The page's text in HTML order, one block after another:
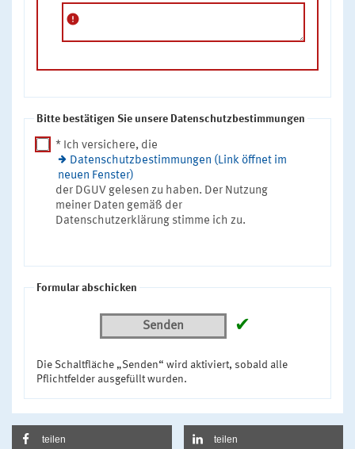
error
Bitte bestätigen Sie unsere Datenschutzbestimmungen
* Ich versichere, die
Datenschutzbestimmungen (Link öffnet im
neuen Fenster)
der DGUV gelesen zu haben. Der Nutzung
meiner Daten gemäß der
Datenschutzerklärung stimme ich zu.
Formular abschicken
Senden ✔
Die Schaltfläche „Senden“ wird aktiviert, sobald alle
Pflichtfelder ausgefüllt wurden.
teilen teilen